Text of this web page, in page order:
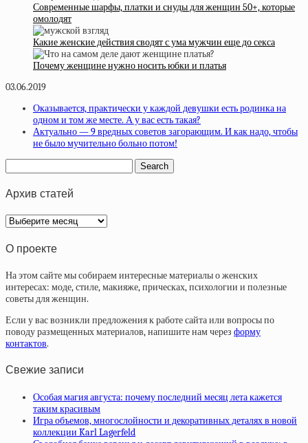
Современные шарфы, платки и снуды для женщин 50+, которые
омолодят
Какие женские действия сводят с ума мужчин еще до секса
Почему женщине нужно носить юбки и платья
03.06.2019
Оказывается, практически у каждой девушки есть родинка на
одном и том же месте. А у вас есть такая?
Актуально — 9 вредных советов загорающим. И как надо, чтобы
не было мучительно больно потом!
Архив статей
Архив
О проекте
На этом сайте мы собираем интересные материалы о женских
интересах: моде, стиле, макияже, прическах, психологии и полезные
советы для женщин.
Если у вас возникли предложения к работе сайта или вопросы по
поводу размещенных материалов, напишите нам через форму
контактов.
Свежие записи
Особая магия августа: почему последний месяц лета кажется
таким красивым
Игра объемов, многослойности и декоративных деталях в новой
коллекции Karl Lagerfeld